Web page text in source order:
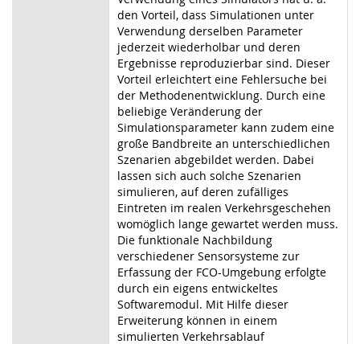
den Vorteil, dass Simulationen unter
Verwendung derselben Parameter
jederzeit wiederholbar und deren
Ergebnisse reproduzierbar sind. Dieser
Vorteil erleichtert eine Fehlersuche bei
der Methodenentwicklung. Durch eine
beliebige Veränderung der
Simulationsparameter kann zudem eine
große Bandbreite an unterschiedlichen
Szenarien abgebildet werden. Dabei
lassen sich auch solche Szenarien
simulieren, auf deren zufälliges
Eintreten im realen Verkehrsgeschehen
womöglich lange gewartet werden muss.
Die funktionale Nachbildung
verschiedener Sensorsysteme zur
Erfassung der FCO-Umgebung erfolgte
durch ein eigens entwickeltes
Softwaremodul. Mit Hilfe dieser
Erweiterung können in einem
simulierten Verkehrsablauf